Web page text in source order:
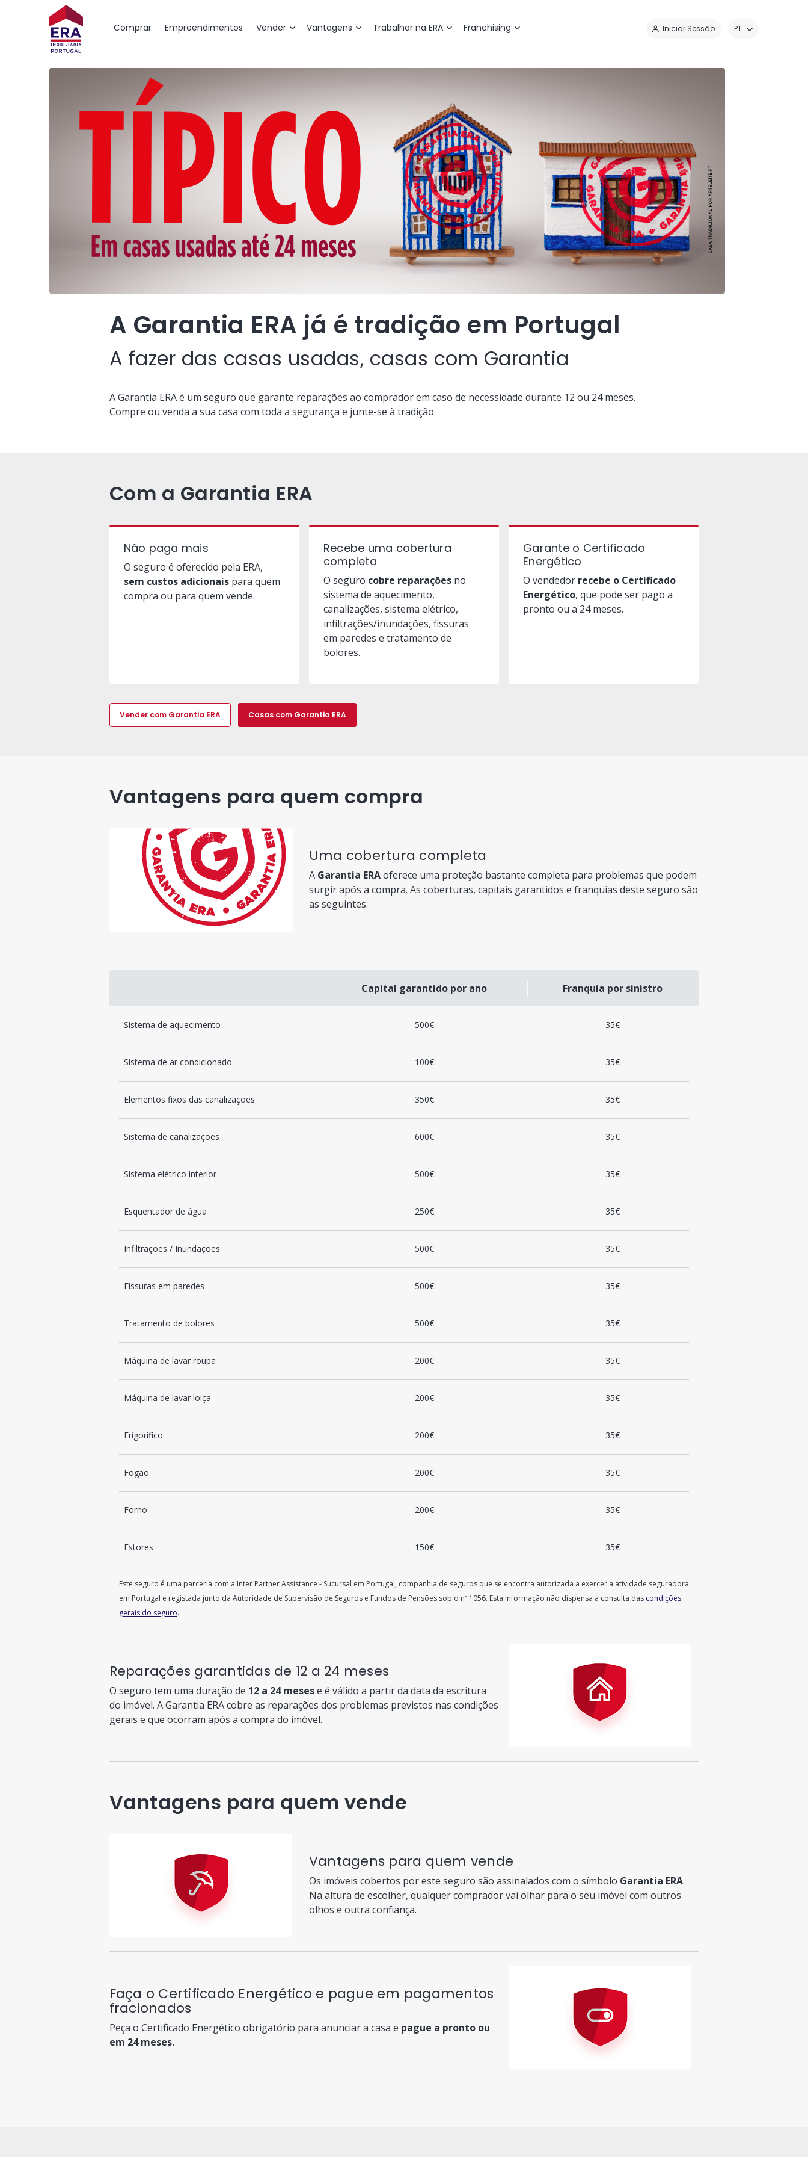
Comprar Empreendimentos Vender Vantagens Trabalhar na ERA Franchising Iniciar Sessão PT
A Garantia ERA já é tradição em Portugal
A fazer das casas usadas, casas com Garantia
A Garantia ERA é um seguro que garante reparações ao comprador em caso de necessidade durante 12 ou 24 meses.
Compre ou venda a sua casa com toda a segurança e junte-se à tradição
Com a Garantia ERA
Não paga mais
O seguro é oferecido pela ERA,
sem custos adicionaispara quem
compra ou para quem vende.
Recebe uma cobertura
completa
O seguro cobre reparaçõesno
sistema de aquecimento,
canalizações, sistema elétrico,
infiltrações/inundações, fissuras
em paredes e tratamento de
bolores.
Garante o Certificado
Energético
O vendedor recebe o Certificado
Energético, que pode ser pago a
pronto ou a 24 meses.
Vender com Garantia ERA Casas com Garantia ERA
Vantagens para quem compra
Uma cobertura completa
A Garantia ERAoferece uma proteção bastante completa para problemas que podem
surgir após a compra. As coberturas, capitais garantidos e franquias deste seguro são
as seguintes:
Capital garantido por ano Franquia por sinistro
Sistema de aquecimento 500€ 35€
Sistema de ar condicionado 100€ 35€
Elementos fixos das canalizações 350€ 35€
Sistema de canalizações 600€ 35€
Sistema elétrico interior 500€ 35€
Esquentador de água 250€ 35€
Infiltrações / Inundações 500€ 35€
Fissuras em paredes 500€ 35€
Tratamento de bolores 500€ 35€
Máquina de lavar roupa 200€ 35€
Máquina de lavar loiça 200€ 35€
Frigorífico 200€ 35€
Fogão 200€ 35€
Forno 200€ 35€
Estores 150€ 35€
Este seguro é uma parceria com a Inter Partner Assistance - Sucursal em Portugal, companhia de seguros que se encontra autorizada a exercer a atividade seguradora
em Portugal e registada junto da Autoridade de Supervisão de Seguros e Fundos de Pensões sob o nº 1056. Esta informação não dispensa a consulta das condições
gerais do seguro.
Reparações garantidas de 12 a 24 meses
O seguro tem uma duração de 12 a 24 mesese é válido a partir da data da escritura
do imóvel. A Garantia ERA cobre as reparações dos problemas previstos nas condições
gerais e que ocorram após a compra do imóvel.
Vantagens para quem vende
Vantagens para quem vende
Os imóveis cobertos por este seguro são assinalados com o símbolo Garantia ERA.
Na altura de escolher, qualquer comprador vai olhar para o seu imóvel com outros
olhos e outra confiança.
Faça o Certificado Energético e pague em pagamentos
fracionados
Peça o Certificado Energético obrigatório para anunciar a casa e pague a pronto ou
em 24 meses.